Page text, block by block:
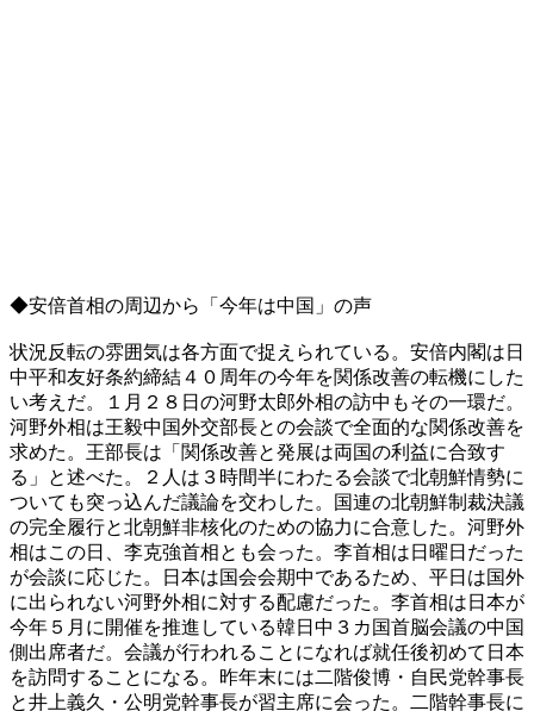
◆安倍首相の周辺から「今年は中国」の声
状況反転の雰囲気は各方面で捉えられている。安倍内閣は日
中平和友好条約締結４０周年の今年を関係改善の転機にした
い考えだ。１月２８日の河野太郎外相の訪中もその一環だ。
河野外相は王毅中国外交部長との会談で全面的な関係改善を
求めた。王部長は「関係改善と発展は両国の利益に合致す
る」と述べた。２人は３時間半にわたる会談で北朝鮮情勢に
ついても突っ込んだ議論を交わした。国連の北朝鮮制裁決議
の完全履行と北朝鮮非核化のための協力に合意した。河野外
相はこの日、李克強首相とも会った。李首相は日曜日だった
が会談に応じた。日本は国会会期中であるため、平日は国外
に出られない河野外相に対する配慮だった。李首相は日本が
今年５月に開催を推進している韓日中３カ国首脳会議の中国
側出席者だ。会議が行われることになれば就任後初めて日本
を訪問することになる。昨年末には二階俊博・自民党幹事長
と井上義久・公明党幹事長が習主席に会った。二階幹事長に